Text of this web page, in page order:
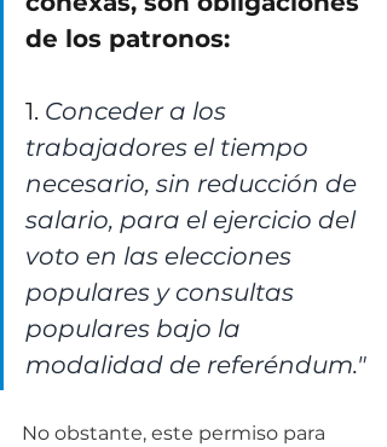
de los patronos:
1. Conceder a los
trabajadores el tiempo
necesario, sin reducción de
salario, para el ejercicio del
voto en las elecciones
populares y consultas
populares bajo la
modalidad de referéndum."
No obstante, este permiso para